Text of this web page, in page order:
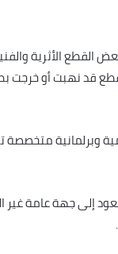
القطع الأثرية
قد نهبت أو
وبرلمانية متخصصة
إلى جهة عامة غير